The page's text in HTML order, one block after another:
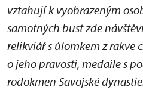
vztahují k vyobrazeným
samotných bust zde
relikviář s úlomkem z rakve
o jeho pravosti, medaile s
rodokmen Savojské